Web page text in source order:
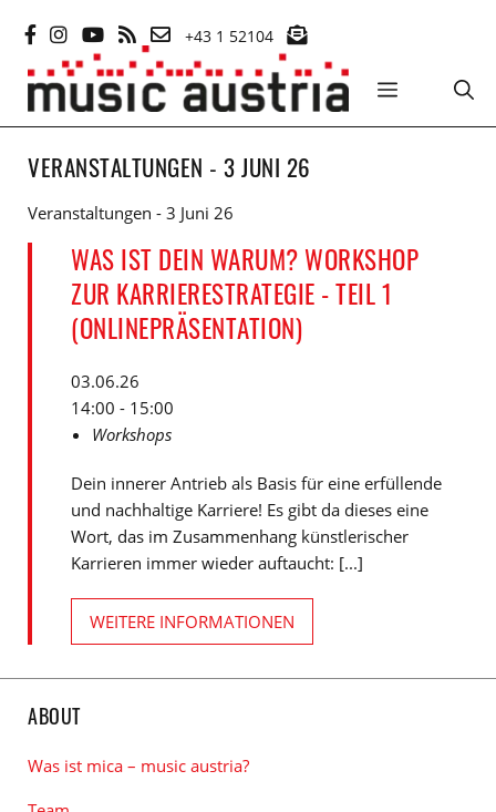
Inhalt
springen
+43 1 52104
MENÜ
VERANSTALTUNGEN - 3 JUNI 26
Veranstaltungen - 3 Juni 26
WAS IST DEIN WARUM? WORKSHOP
ZUR KARRIERESTRATEGIE - TEIL 1
(ONLINEPRÄSENTATION)
03.06.26
14:00 - 15:00
Workshops
Dein innerer Antrieb als Basis für eine erfüllende
und nachhaltige Karriere! Es gibt da dieses eine
Wort, das im Zusammenhang künstlerischer
Karrieren immer wieder auftaucht: [...]
WEITERE INFORMATIONEN
ABOUT
Was ist mica – music austria?